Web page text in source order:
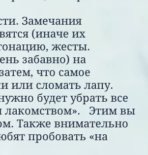
Замечания
(иначе их
жесты.
забавно) на
что самое
или сломать лапу.
будет убрать все
лакомством». Этим вы
Также внимательно
пробовать «на